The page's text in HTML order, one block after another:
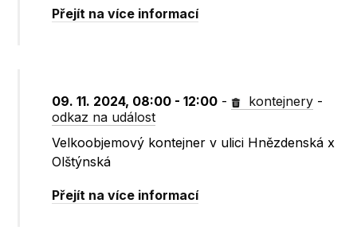
Přejít na více informací
09. 11. 2024, 08:00 - 12:00 - kontejnery -
odkaz na událost
Velkoobjemový kontejner v ulici Hnězdenská x
Olštýnská
Přejít na více informací